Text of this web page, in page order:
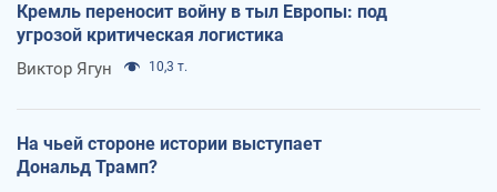
Кремль переносит войну в тыл Европы: под
угрозой критическая логистика
Виктор Ягун 10,3 т.
На чьей стороне истории выступает
Дональд Трамп?